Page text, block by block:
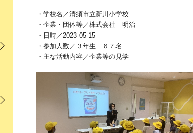
・学校名／清須市立新川小学校
・企業・団体等／株式会社 明治
・日時／2023-05-15
・参加人数／３年生 ６７名
・主な活動内容／企業等の見学